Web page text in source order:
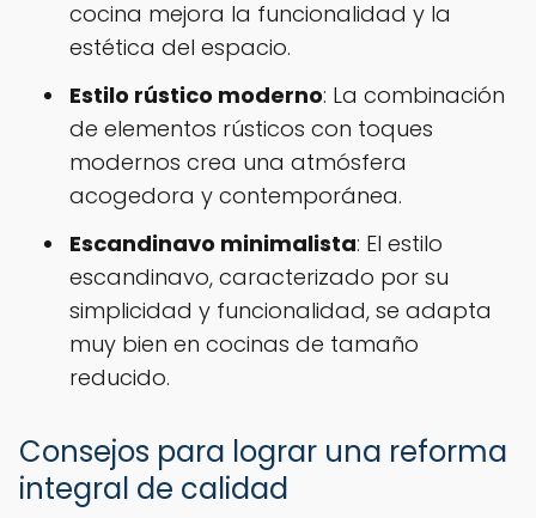
cocina mejora la funcionalidad y la
estética del espacio.
Estilo rústico moderno: La combinación
de elementos rústicos con toques
modernos crea una atmósfera
acogedora y contemporánea.
Escandinavo minimalista: El estilo
escandinavo, caracterizado por su
simplicidad y funcionalidad, se adapta
muy bien en cocinas de tamaño
reducido.
Consejos para lograr una reforma
integral de calidad